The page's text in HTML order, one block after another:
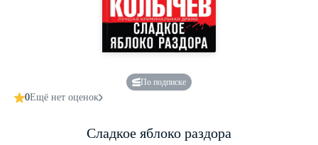
По подписке
0Ещё нет оценок
Сладкое яблоко раздора